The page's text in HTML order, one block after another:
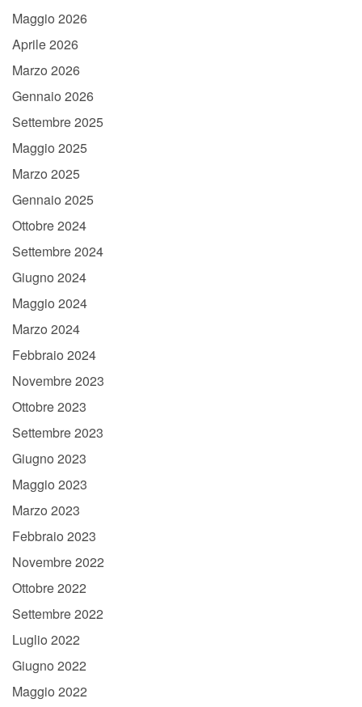
Maggio 2026
Aprile 2026
Marzo 2026
Gennaio 2026
Settembre 2025
Maggio 2025
Marzo 2025
Gennaio 2025
Ottobre 2024
Settembre 2024
Giugno 2024
Maggio 2024
Marzo 2024
Febbraio 2024
Novembre 2023
Ottobre 2023
Settembre 2023
Giugno 2023
Maggio 2023
Marzo 2023
Febbraio 2023
Novembre 2022
Ottobre 2022
Settembre 2022
Luglio 2022
Giugno 2022
Maggio 2022